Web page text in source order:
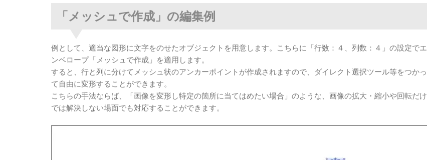
「メッシュで作成」の編集例
例として、適当な図形に文字をのせたオブジェクトを用意します。こちらに「行数：４、列数：４」の設定でエ
ンベロープ「メッシュで作成」を適用します。
すると、行と列に分けてメッシュ状のアンカーポイントが作成されますので、ダイレクト選択ツール等をつかっ
て自由に変形することができます。
こちらの手法ならば、「画像を変形し特定の箇所に当てはめたい場合」のような、画像の拡大・縮小や回転だけ
では解決しない場面でも対応することができます。